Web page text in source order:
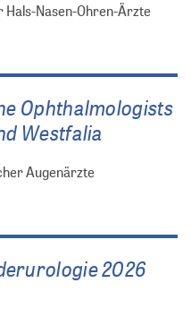
Hals-Nasen-Ohren-Ärzte
Ophthalmologists
Westfalia
Augenärzte
2026